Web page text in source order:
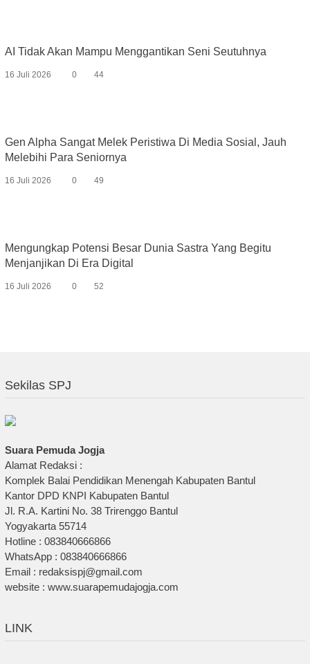
AI Tidak Akan Mampu Menggantikan Seni Seutuhnya
16 Juli 2026 0 44
Gen Alpha Sangat Melek Peristiwa Di Media Sosial, Jauh
Melebihi Para Seniornya
16 Juli 2026 0 49
Mengungkap Potensi Besar Dunia Sastra Yang Begitu
Menjanjikan Di Era Digital
16 Juli 2026 0 52
Sekilas SPJ
Suara Pemuda Jogja
Alamat Redaksi :
Komplek Balai Pendidikan Menengah Kabupaten Bantul
Kantor DPD KNPI Kabupaten Bantul
Jl. R.A. Kartini No. 38 Trirenggo Bantul
Yogyakarta 55714
Hotline : 083840666866
WhatsApp : 083840666866
Email : redaksispj@gmail.com
website : www.suarapemudajogja.com
LINK